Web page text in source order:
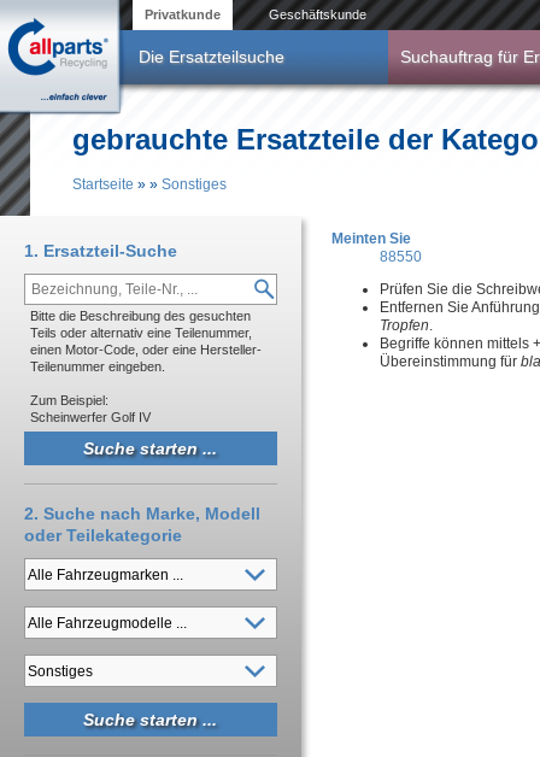
Privatkunde Geschäftskunde
Die Ersatzteilsuche Suchauftrag für
gebrauchte Ersatzteile der
Startseite » » Sonstiges
Meinten Sie
88550
Prüfen Sie die
Entfernen Sie
Tropfen.
Begriffe können mittels
Übereinstimmung für
1. Ersatzteil-Suche
Bitte die Beschreibung des gesuchten
Teils oder alternativ eine Teilenummer,
einen Motor-Code, oder eine Hersteller-
Teilenummer eingeben.
Zum Beispiel:
Scheinwerfer Golf IV
2. Suche nach Marke, Modell
oder Teilekategorie